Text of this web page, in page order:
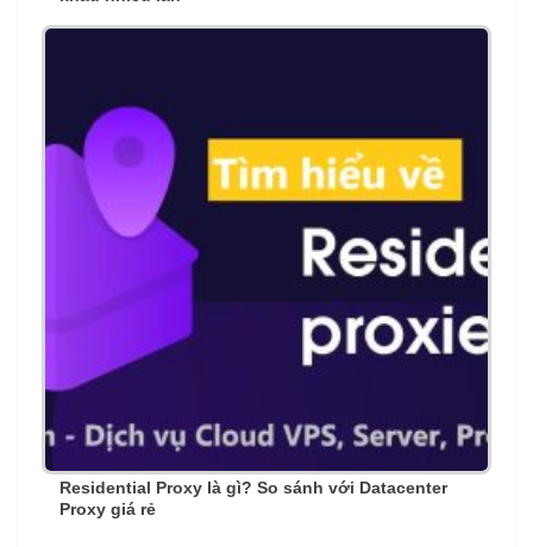
Residential Proxy là gì? So sánh với Datacenter
Proxy giá rẻ